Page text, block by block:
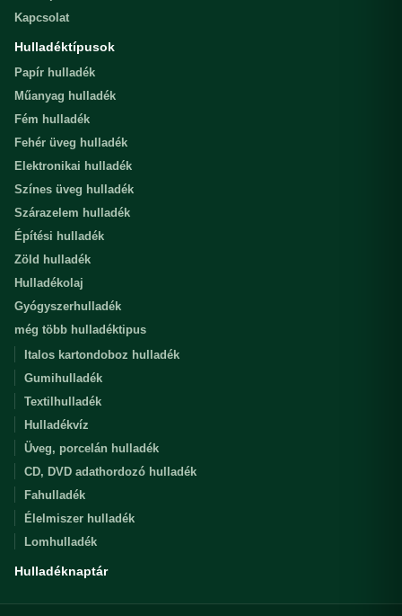
Kapcsolat
Hulladéktípusok
Papír hulladék
Műanyag hulladék
Fém hulladék
Fehér üveg hulladék
Elektronikai hulladék
Színes üveg hulladék
Szárazelem hulladék
Építési hulladék
Zöld hulladék
Hulladékolaj
Gyógyszerhulladék
még több hulladéktipus
Italos kartondoboz hulladék
Gumihulladék
Textilhulladék
Hulladékvíz
Üveg, porcelán hulladék
CD, DVD adathordozó hulladék
Fahulladék
Élelmiszer hulladék
Lomhulladék
Hulladéknaptár